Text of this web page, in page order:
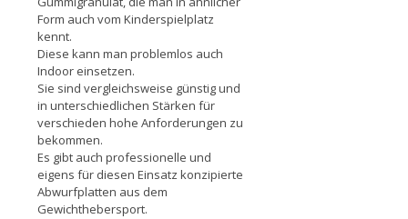
Form auch vom Kinderspielplatz
kennt.
Diese kann man problemlos auch
Indoor einsetzen.
Sie sind vergleichsweise günstig und
in unterschiedlichen Stärken für
verschieden hohe Anforderungen zu
bekommen.
Es gibt auch professionelle und
eigens für diesen Einsatz konzipierte
Abwurfplatten aus dem
Gewichthebersport.